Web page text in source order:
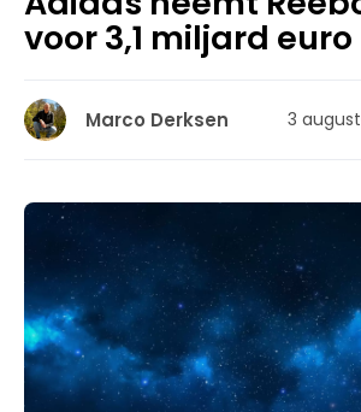
voor 3,1 miljard euro
Marco Derksen 3